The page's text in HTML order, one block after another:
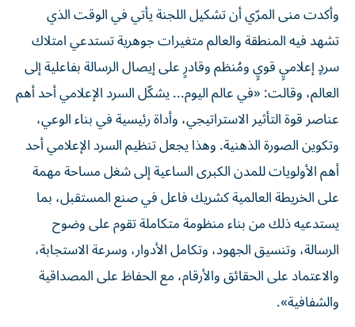
وأكدت منى المرّي أن تشكيل اللجنة يأتي في الوقت الذي
تشهد فيه المنطقة والعالم متغيرات جوهرية تستدعي امتلاك
سردٍ إعلاميٍ قويٍ ومُنظم وقادرٍ على إيصال الرسالة بفاعلية إلى
العالم، وقالت: «في عالم اليوم... يشكّل السرد الإعلامي أحد أهم
عناصر قوة التأثير الاستراتيجي، وأداة رئيسية في بناء الوعي،
وتكوين الصورة الذهنية. وهذا يجعل تنظيم السرد الإعلامي أحد
أهم الأولويات للمدن الكبرى الساعية إلى شغل مساحة مهمة
على الخريطة العالمية كشريك فاعل في صنع المستقبل، بما
يستدعيه ذلك من بناء منظومة متكاملة تقوم على وضوح
الرسالة، وتنسيق الجهود، وتكامل الأدوار، وسرعة الاستجابة،
والاعتماد على الحقائق والأرقام، مع الحفاظ على المصداقية
والشفافية».